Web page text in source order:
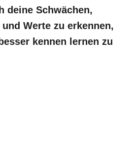
deine Schwächen,
Werte zu erkennen,
kennen lernen zu